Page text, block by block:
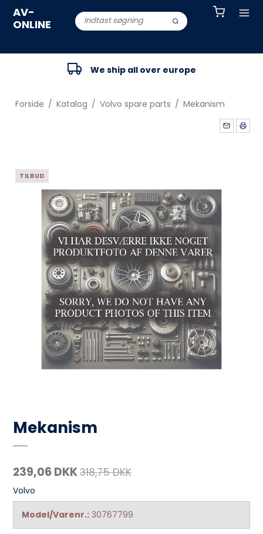
AV-
ONLINE
We ship all over europe
Forside / Katalog / Volvo spare parts / Mekanism
TILBUD
Mekanism
239,06 DKK318,75 DKK
Volvo
Model/Varenr.: 30767799